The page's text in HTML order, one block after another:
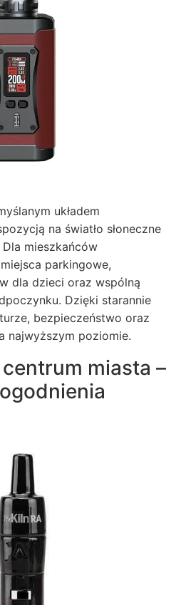
układem
na światło słoneczne
mieszkańców
parkingowe,
dla dzieci oraz wspólną
Dzięki starannie
bezpieczeństwo oraz
najwyższym poziomie.
miasta –